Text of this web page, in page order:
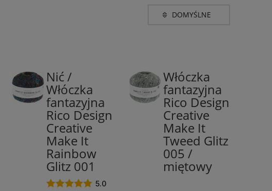
odcienie zieleni(1)
wielokolorowy(6)
wiskoza,
Nić /
Włóczka
fantazyjna
Rico Design
Creative
Make It
Rainbow
Glitz 001
Poliakryl/33%
Poliamid/16%
5.0
Włóczka
fantazyjna
Rico Design
Creative
Make It
Tweed Glitz
005 /
miętowy